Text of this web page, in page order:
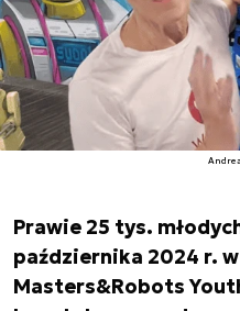
Prawie 25 tys.
października 2024 r.
Masters&Robots